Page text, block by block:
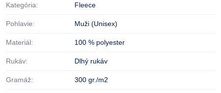
Kategória: Fleece
Pohlavie: Muži (Unisex)
Materiál: 100 % polyester
Rukáv: Dlhý rukáv
Gramáž: 300 gr./m2